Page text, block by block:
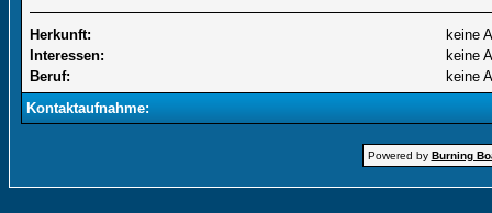
Herkunft:
keine
Interessen:
keine
Beruf:
keine
Kontaktaufnahme:
Powered by Burning